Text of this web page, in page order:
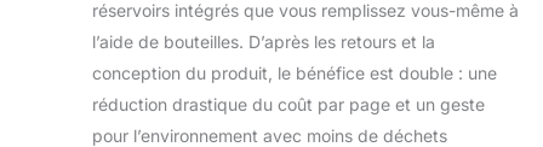
réservoirs intégrés que vous remplissez vous-même à
l’aide de bouteilles. D’après les retours et la
conception du produit, le bénéfice est double : une
réduction drastique du coût par page et un geste
pour l’environnement avec moins de déchets